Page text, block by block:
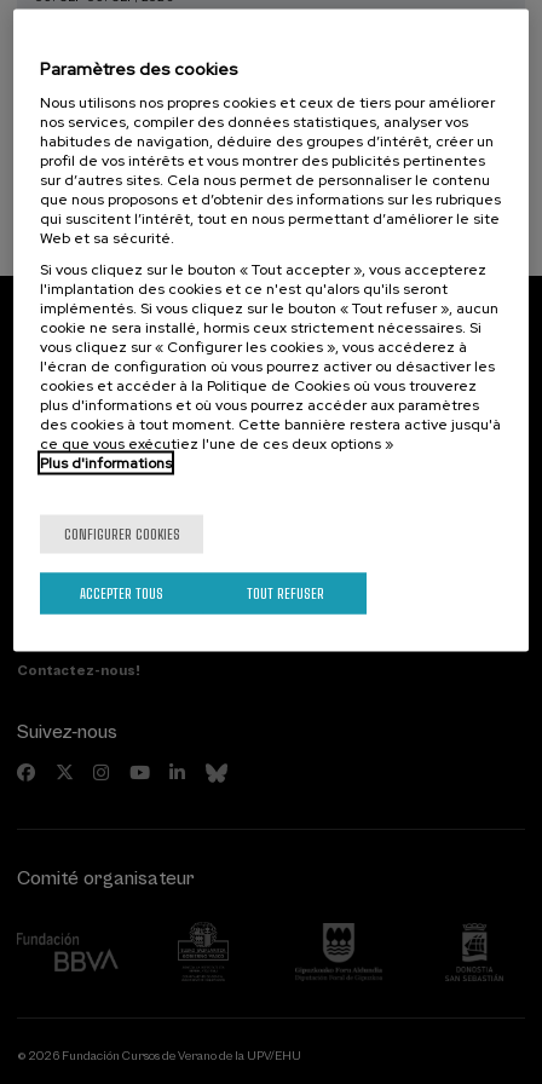
Ambiente
Basque
...
À PARTIR DE20 €
Dernières
places
Gratuit
Date
passée
Liste
d'attente
Période
d'inscription
terminée
Abonnez-vous à notre bulletin
Inscrivez-vous pour être le premier à recevoir les
actualités de l'UIK.
S'abonner
Contact
Contactez-nous!
Suivez-nous
Comité organisateur
© 2026 Fundación Cursos de Verano de la UPV/EHU
Paramètres des cookies
Nous utilisons nos propres cookies et ceux de tiers pour améliorer
nos services, compiler des données statistiques, analyser vos
habitudes de navigation, déduire des groupes d’intérêt, créer un
profil de vos intérêts et vous montrer des publicités pertinentes
sur d’autres sites. Cela nous permet de personnaliser le contenu
que nous proposons et d’obtenir des informations sur les rubriques
qui suscitent l’intérêt, tout en nous permettant d’améliorer le site
Web et sa sécurité.
Si vous cliquez sur le bouton « Tout accepter », vous accepterez
l'implantation des cookies et ce n'est qu'alors qu'ils seront
implémentés. Si vous cliquez sur le bouton « Tout refuser », aucun
cookie ne sera installé, hormis ceux strictement nécessaires. Si
vous cliquez sur « Configurer les cookies », vous accéderez à
l'écran de configuration où vous pourrez activer ou désactiver les
cookies et accéder à la Politique de Cookies où vous trouverez
plus d'informations et où vous pourrez accéder aux paramètres
des cookies à tout moment. Cette bannière restera active jusqu'à
ce que vous exécutiez l'une de ces deux options »
Plus d'informations
CONFIGURER COOKIES
TOUT REFUSER
ACCEPTER TOUS